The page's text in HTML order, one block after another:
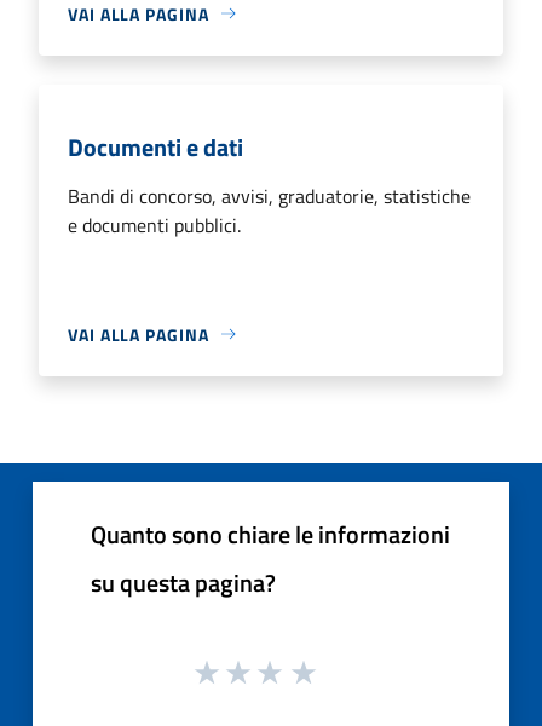
VAI ALLA PAGINA
Documenti e dati
Bandi di concorso, avvisi, graduatorie, statistiche
e documenti pubblici.
VAI ALLA PAGINA
Quanto sono chiare le informazioni
su questa pagina?